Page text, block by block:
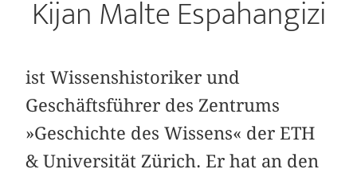
Kijan Malte Espahangizi
ist Wissenshistoriker und
Geschäftsführer des Zentrums
»Geschichte des Wissens« der ETH
& Universität Zürich. Er hat an den